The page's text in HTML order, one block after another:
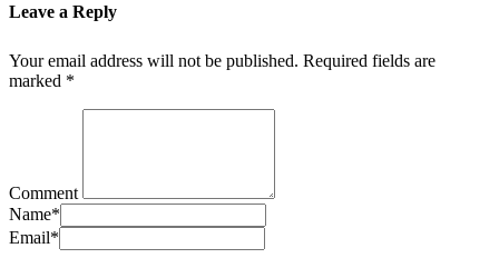
Leave a Reply
Your email address will not be published. Required fields are
marked *
Comment
Name*
Email*